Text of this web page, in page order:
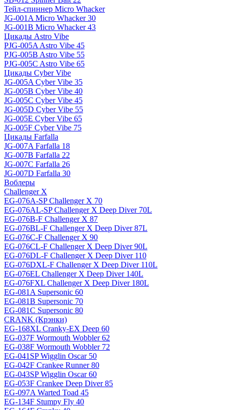
Тейл-спиннер Micro Whacker
JG-001A Micro Whacker 30
JG-001B Micro Whacker 43
Цикады Astro Vibe
PJG-005A Astro Vibe 45
PJG-005B Astro Vibe 55
PJG-005C Astro Vibe 65
Цикады Cyber Vibe
JG-005A Cyber Vibe 35
JG-005B Cyber Vibe 40
JG-005C Cyber Vibe 45
JG-005D Cyber Vibe 55
JG-005E Cyber Vibe 65
JG-005F Cyber Vibe 75
Цикады Farfalla
JG-007A Farfalla 18
JG-007B Farfalla 22
JG-007C Farfalla 26
JG-007D Farfalla 30
Воблеры
Challenger X
EG-076A-SP Challenger X 70
EG-076AL-SP Challenger X Deep Diver 70L
EG-076B-F Challenger X 87
EG-076BL-F Challenger X Deep Diver 87L
EG-076C-F Challenger X 90
EG-076CL-F Challenger X Deep Diver 90L
EG-076DL-F Challenger X Deep Diver 110
EG-076DXL-F Challenger X Deep Diver 110L
EG-076EL Challenger X Deep Diver 140L
EG-076FXL Challenger X Deep Diver 180L
EG-081A Supersonic 60
EG-081B Supersonic 70
EG-081C Supersonic 80
CRANK (Крэнки)
EG-168XL Cranky-EX Deep 60
EG-037F Wormouth Wobbler 62
EG-038F Wormouth Wobbler 72
EG-041SP Wigglin Oscar 50
EG-042F Crankee Runner 80
EG-043SP Wigglin Oscar 60
EG-053F Crankee Deep Diver 85
EG-097A Warted Toad 45
EG-134F Stumpy Fly 40